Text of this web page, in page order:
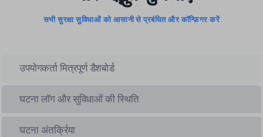
सभी सुरक्षा सुविधाओं को आसानी से प्रबंधित और कॉन्फ़िगर करें
उपयोगकर्ता मित्रपूर्ण डैशबोर्ड
घटना लॉग और सुविधाओं की स्थिति
घटना अंतर्क्रिया